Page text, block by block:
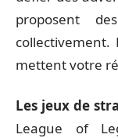
proposent
collectivement.
mettent votre
Les jeux de
League of